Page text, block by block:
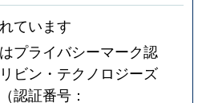
ています
プライバシーマーク認
ビン・テクノロジーズ
認証番号：